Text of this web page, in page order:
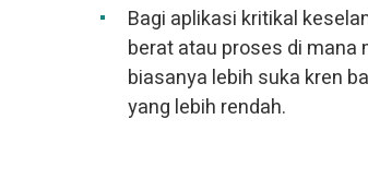
Bagi aplikasi kritikal
berat atau proses di mana
biasanya lebih suka kren
yang lebih rendah.